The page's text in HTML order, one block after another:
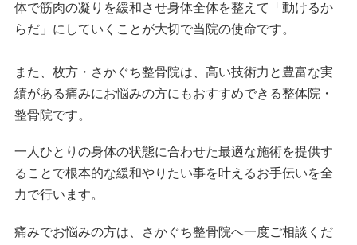
体で筋肉の凝りを緩和させ身体全体を整えて「動けるか
らだ」にしていくことが大切で当院の使命です。
また、枚方・さかぐち整骨院は、高い技術力と豊富な実
績がある痛みにお悩みの方にもおすすめできる整体院・
整骨院です。
一人ひとりの身体の状態に合わせた最適な施術を提供す
ることで根本的な緩和やりたい事を叶えるお手伝いを全
力で行います。
痛みでお悩みの方は、さかぐち整骨院へ一度ご相談くだ